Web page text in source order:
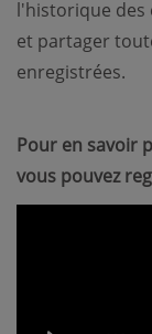
l'historique des
et partager
enregistrées.
Pour en savoir
vous pouvez